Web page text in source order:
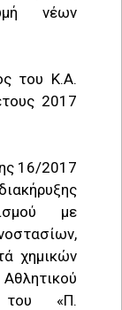
νέων
του Κ.Α.
2017
16/2017
με
χημικών
του «Π.